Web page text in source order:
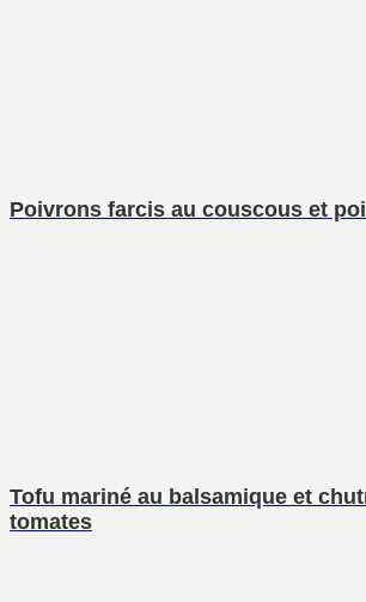
Poivrons farcis au couscous et
Tofu mariné au balsamique et
tomates